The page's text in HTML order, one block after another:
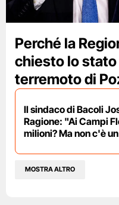
Perché la
chiesto lo stato
terremoto di
Il sindaco di Bacoli
Ragione: "Ai Campi
milioni? Ma non c'è
MOSTRA ALTRO